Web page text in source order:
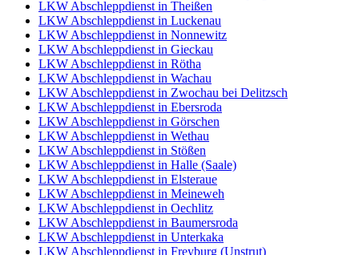
LKW Abschleppdienst in Theißen
LKW Abschleppdienst in Luckenau
LKW Abschleppdienst in Nonnewitz
LKW Abschleppdienst in Gieckau
LKW Abschleppdienst in Rötha
LKW Abschleppdienst in Wachau
LKW Abschleppdienst in Zwochau bei Delitzsch
LKW Abschleppdienst in Ebersroda
LKW Abschleppdienst in Görschen
LKW Abschleppdienst in Wethau
LKW Abschleppdienst in Stößen
LKW Abschleppdienst in Halle (Saale)
LKW Abschleppdienst in Elsteraue
LKW Abschleppdienst in Meineweh
LKW Abschleppdienst in Oechlitz
LKW Abschleppdienst in Baumersroda
LKW Abschleppdienst in Unterkaka
LKW Abschleppdienst in Freyburg (Unstrut)